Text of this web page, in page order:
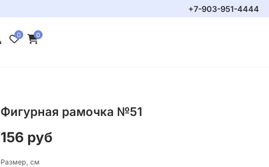
+7-903-951-4444
0 0
Фигурная рамочка №51
156 руб
Размер, см